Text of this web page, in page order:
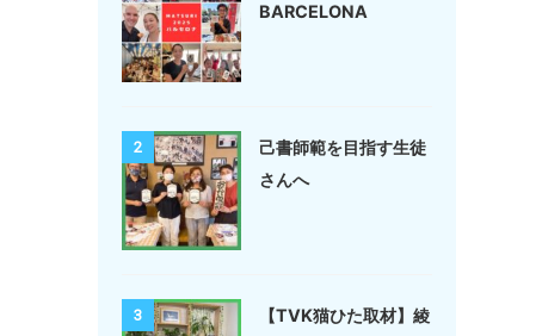
BARCELONA
2
己書師範を目指す生徒
さんへ
3
【TVK猫ひた取材】綾